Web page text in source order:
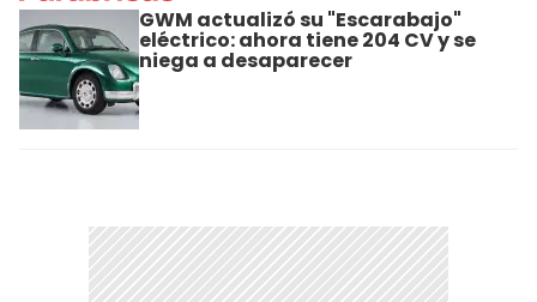
GWM actualizó su "Escarabajo"
eléctrico: ahora tiene 204 CV y se
niega a desaparecer